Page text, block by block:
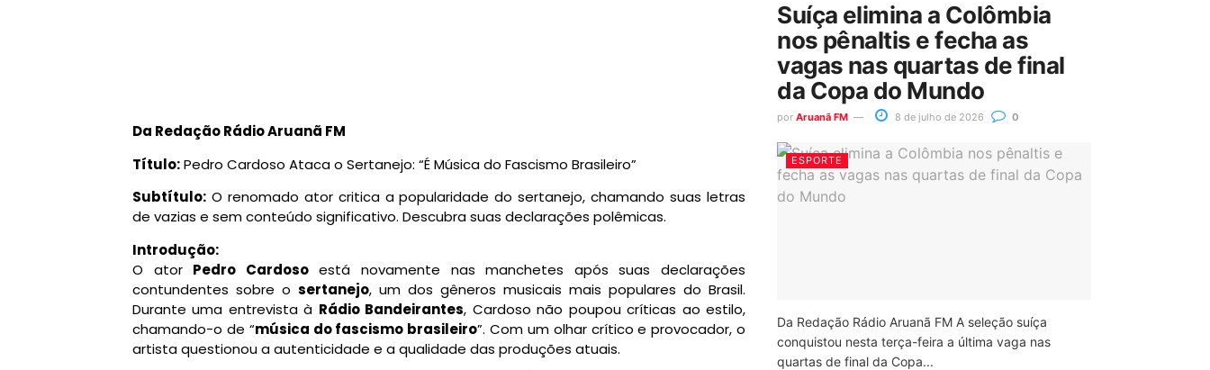
Da Redação Rádio Aruanã FM
Título:Pedro Cardoso Ataca o Sertanejo: “É Música do Fascismo Brasileiro”
Subtítulo: O renomado ator critica a popularidade do sertanejo, chamando suas letras
de vazias e sem conteúdo significativo. Descubra suas declarações polêmicas.
Introdução:
O ator Pedro Cardosoestá novamente nas manchetes após suas declarações
contundentes sobre osertanejo, um dos gêneros musicais mais populares do Brasil.
Durante uma entrevista à Rádio Bandeirantes, Cardoso não poupou críticas ao estilo,
chamando-o de “música do fascismo brasileiro”. Com um olhar crítico e provocador, o
artista questionou a autenticidade e a qualidade das produções atuais.
Suíça elimina a Colômbia
nos pênaltis e fecha as
vagas nas quartas de final
da Copa do Mundo
por Aruanã FM 8 de julho de 2026 0
ESPORTE
Da Redação Rádio Aruanã FM A seleção suíça
conquistou nesta terça-feira a última vaga nas
quartas de final da Copa...